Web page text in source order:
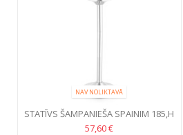
NAV NOLIKTAVĀ
STATĪVS ŠAMPANIEŠA SPAINIM 185,H
740 MM S.S.
57,60 €